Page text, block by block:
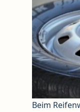
Beim